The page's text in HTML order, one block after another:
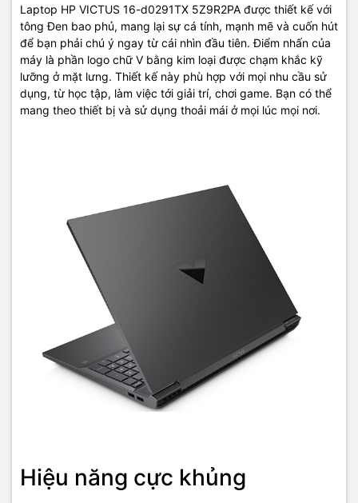
Laptop HP VICTUS 16-d0291TX 5Z9R2PA được thiết kế với
tông Đen bao phủ, mang lại sự cá tính, mạnh mẽ và cuốn hút
để bạn phải chú ý ngay từ cái nhìn đầu tiên. Điểm nhấn của
máy là phần logo chữ V bằng kim loại được chạm khắc kỹ
lưỡng ở mặt lưng. Thiết kế này phù hợp với mọi nhu cầu sử
dụng, từ học tập, làm việc tới giải trí, chơi game. Bạn có thể
mang theo thiết bị và sử dụng thoải mái ở mọi lúc mọi nơi.
Hiệu năng cực khủng
Bàn phím linh hoạt
Với thiết kế bàn phím fullsize tích hợp nút nguồn và phím tắt nhanh,
cụm phím Numpad được hỗ trợ tất cả các chức năng từ cơ bản tới
nâng cao để bạn dễ dàng sử dụng. Thanh Space Bar và cụm phím
điều hướng được thiết kế to và độc lập, tăng tính linh hoạt. Phần
Trackpad được thiết kế với bề mặt láng mịn, to hơn 19% so với các
thiết kế tiền nhiệm để bạn thoải mái thu phóng, kéo thả, vuốt chạm
một cách nhanh nhạy và chính xác. Nút nhấp chuột trái phải đều
được hiển thị dưới bàn di chuột, tạo sự nhất quán và tối giản cho
thiết kế của laptop HP VICTUS 16-d0291TX 5Z9R2PA.